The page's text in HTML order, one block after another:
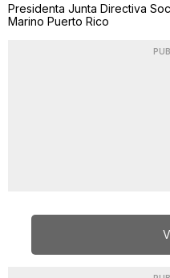
Presidenta Junta Directiva
Marino Puerto Rico